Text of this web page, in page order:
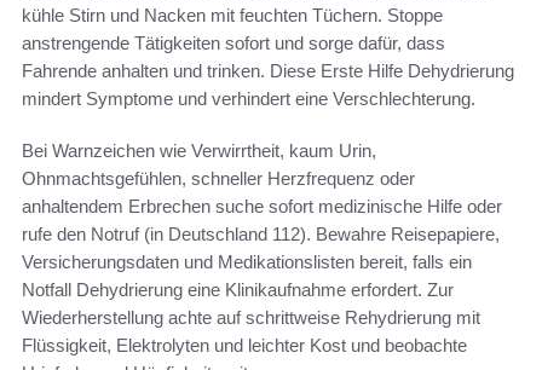
kühle Stirn und Nacken mit feuchten Tüchern. Stoppe
anstrengende Tätigkeiten sofort und sorge dafür, dass
Fahrende anhalten und trinken. Diese Erste Hilfe Dehydrierung
mindert Symptome und verhindert eine Verschlechterung.
Bei Warnzeichen wie Verwirrtheit, kaum Urin,
Ohnmachtsgefühlen, schneller Herzfrequenz oder
anhaltendem Erbrechen suche sofort medizinische Hilfe oder
rufe den Notruf (in Deutschland 112). Bewahre Reisepapiere,
Versicherungsdaten und Medikationslisten bereit, falls ein
Notfall Dehydrierung eine Klinikaufnahme erfordert. Zur
Wiederherstellung achte auf schrittweise Rehydrierung mit
Flüssigkeit, Elektrolyten und leichter Kost und beobachte